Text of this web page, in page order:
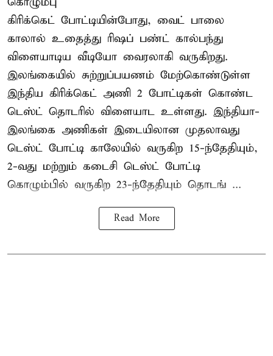
கிரிக்கெட் போட்டியின்போது, வைட் பாலை
காலால் உதைத்து ரிஷப் பண்ட் கால்பந்து
விளையாடிய வீடியோ வைரலாகி வருகிறது.
இலங்கையில் சுற்றுப்பயணம் மேற்கொண்டுள்ள
இந்திய கிரிக்கெட் அணி 2 போட்டிகள் கொண்ட
டெஸ்ட் தொடரில் விளையாட உள்ளது. இந்தியா-
இலங்கை அணிகள் இடையிலான முதலாவது
டெஸ்ட் போட்டி காலேயில் வருகிற 15-ந்தேதியும்,
2-வது மற்றும் கடைசி டெஸ்ட் போட்டி
கொழும்பில் வருகிற 23-ந்தேதியும் தொடங் ...
Read More